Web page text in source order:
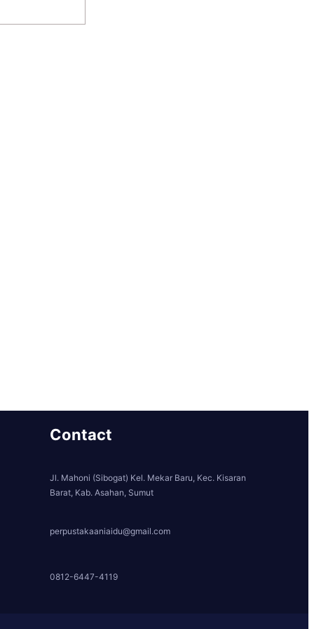
Contact
Jl. Mahoni (Sibogat) Kel. Mekar Baru, Kec. Kisaran
Barat, Kab. Asahan, Sumut
perpustakaaniaidu@gmail.com
0812-6447-4119